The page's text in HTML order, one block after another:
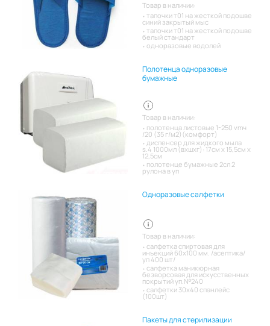
Товар в наличии:
тапочки т01 на жесткой подошве
синий закрытый мыс
тапочки т01 на жесткой подошве
белый стандарт
одноразовые водолей
Полотенца одноразовые
бумажные
Товар в наличии:
полотенца листовые 1-250 vmч
/20 (35 г/м2)(комфорт)
диспенсер для жидкого мыла
s.4 1000мл (вхшхг): 17см x 15,5см x
12,5см
полотенце бумажные 2сл 2
рулона в уп
Одноразовые салфетки
Товар в наличии:
салфетка спиртовая для
инъекций 60х100 мм. /асептика/
уп 400 шт/
салфетка маникюрная
безворсовая для искусственных
покрытий уп.№240
салфетки 30х40 спанлейс
(100шт)
Пакеты для стерилизации